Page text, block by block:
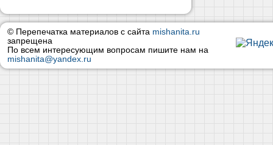
© Перепечатка материалов с сайта mishanita.ru
запрещена
По всем интересующим вопросам пишите нам на
mishanita@yandex.ru